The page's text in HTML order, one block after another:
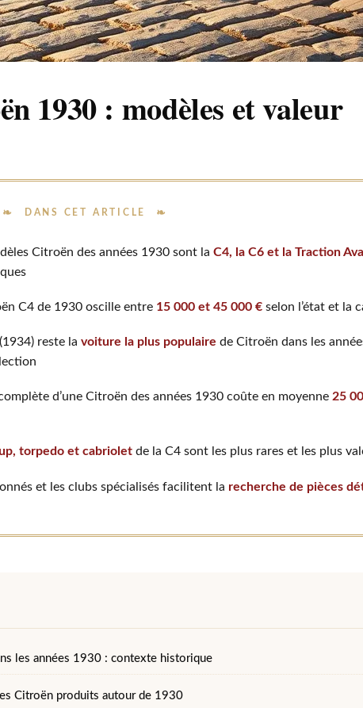
1930 : modèles et valeur
DANS CET ARTICLE
Citroën des années 1930 sont la C4, la C6 et la Traction
C4 de 1930 oscille entre 15 000 et 45 000 €selon l’état et la
reste la voiture la plus populaire de Citroën dans les
d’une Citroën des années 1930 coûte en moyenne 25
torpedo et cabrioletde la C4 sont les plus rares et les plus
et les clubs spécialisés facilitent la recherche de pièces
les années 1930 : contexte historique
Citroën produits autour de 1930